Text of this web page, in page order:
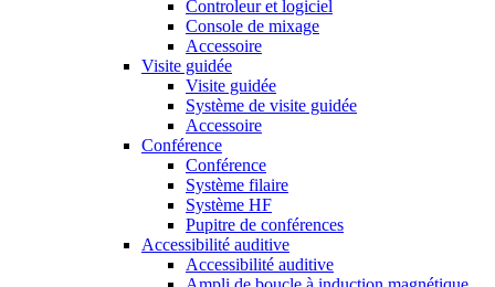
Controleur et logiciel
Console de mixage
Accessoire
Visite guidée
Visite guidée
Système de visite guidée
Accessoire
Conférence
Conférence
Système filaire
Système HF
Pupitre de conférences
Accessibilité auditive
Accessibilité auditive